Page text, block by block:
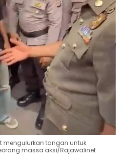
mengulurkan tangan untuk
massa aksi/Rajawalinet